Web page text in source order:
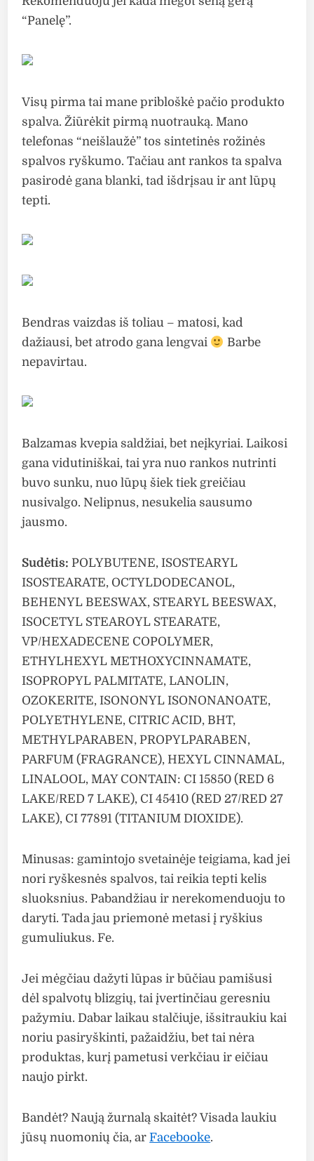
“Panelę”.
Visų pirma tai mane pribloškė pačio produkto
spalva. Žiūrėkit pirmą nuotrauką. Mano
telefonas “neišlaužė” tos sintetinės rožinės
spalvos ryškumo. Tačiau ant rankos ta spalva
pasirodė gana blanki, tad išdrįsau ir ant lūpų
tepti.
Bendras vaizdas iš toliau – matosi, kad
dažiausi, bet atrodo gana lengvai
Barbe
nepavirtau.
Balzamas kvepia saldžiai, bet neįkyriai. Laikosi
gana vidutiniškai, tai yra nuo rankos nutrinti
buvo sunku, nuo lūpų šiek tiek greičiau
nusivalgo. Nelipnus, nesukelia sausumo
jausmo.
Sudėtis: POLYBUTENE, ISOSTEARYL
ISOSTEARATE, OCTYLDODECANOL,
BEHENYL BEESWAX, STEARYL BEESWAX,
ISOCETYL STEAROYL STEARATE,
VP/HEXADECENE COPOLYMER,
ETHYLHEXYL METHOXYCINNAMATE,
ISOPROPYL PALMITATE, LANOLIN,
OZOKERITE, ISONONYL ISONONANOATE,
POLYETHYLENE, CITRIC ACID, BHT,
METHYLPARABEN, PROPYLPARABEN,
PARFUM (FRAGRANCE), HEXYL CINNAMAL,
LINALOOL, MAY CONTAIN: CI 15850 (RED 6
LAKE/RED 7 LAKE), CI 45410 (RED 27/RED 27
LAKE), CI 77891 (TITANIUM DIOXIDE).
Minusas: gamintojo svetainėje teigiama, kad jei
nori ryškesnės spalvos, tai reikia tepti kelis
sluoksnius. Pabandžiau ir nerekomenduoju to
daryti. Tada jau priemonė metasi į ryškius
gumuliukus. Fe.
Jei mėgčiau dažyti lūpas ir būčiau pamišusi
dėl spalvotų blizgių, tai įvertinčiau geresniu
pažymiu. Dabar laikau stalčiuje, išsitraukiu kai
noriu pasiryškinti, pažaidžiu, bet tai nėra
produktas, kurį pametusi verkčiau ir eičiau
naujo pirkt.
Bandėt? Naują žurnalą skaitėt? Visada laukiu
jūsų nuomonių čia, arFacebooke.